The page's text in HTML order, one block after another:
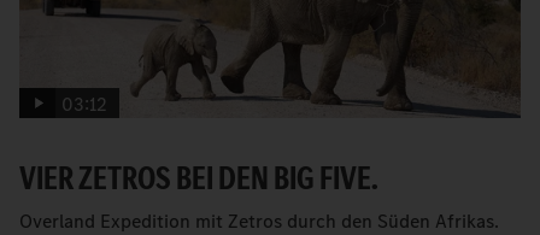
03:12
VIER ZETROS BEI DEN BIG FIVE.
Overland Expedition mit Zetros durch den Süden Afrikas.